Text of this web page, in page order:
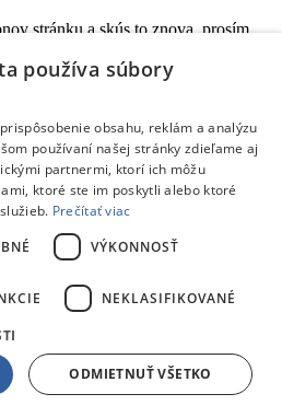
stránku a skús to znova, prosím.
prihlasovacích údajov:
vytvorený účet, chcem sa
prihlasovacích údajov:
Prečo si
používa súbory
obsahu, reklám a analýzu
používaní našej stránky zdieľame aj
partnermi, ktorí ich môžu
ktoré ste im poskytli alebo ktoré
Prečítať viac
VÝKONNOSŤ
NEKLASIFIKOVANÉ
ODMIETNUŤ VŠETKO